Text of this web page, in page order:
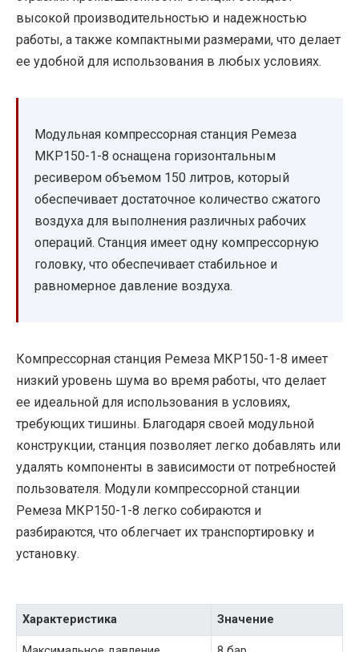
высокой производительностью и надежностью
работы, а также компактными размерами, что делает
ее удобной для использования в любых условиях.
Модульная компрессорная станция Ремеза
МКР150-1-8 оснащена горизонтальным
ресивером объемом 150 литров, который
обеспечивает достаточное количество сжатого
воздуха для выполнения различных рабочих
операций. Станция имеет одну компрессорную
головку, что обеспечивает стабильное и
равномерное давление воздуха.
Компрессорная станция Ремеза МКР150-1-8 имеет
низкий уровень шума во время работы, что делает
ее идеальной для использования в условиях,
требующих тишины. Благодаря своей модульной
конструкции, станция позволяет легко добавлять или
удалять компоненты в зависимости от потребностей
пользователя. Модули компрессорной станции
Ремеза МКР150-1-8 легко собираются и
разбираются, что облегчает их транспортировку и
установку.
Характеристика Значение